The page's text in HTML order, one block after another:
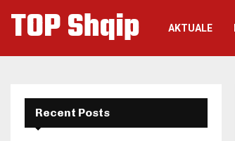
TOP Shqip AKTUALE
Recent Posts